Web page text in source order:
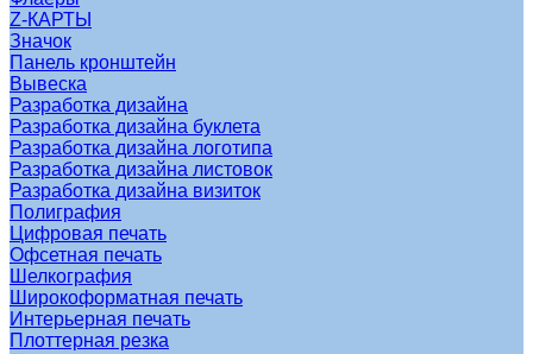
Z-КАРТЫ
Значок
Панель кронштейн
Вывеска
Разработка дизайна
Разработка дизайна буклета
Разработка дизайна логотипа
Разработка дизайна листовок
Разработка дизайна визиток
Полиграфия
Цифровая печать
Офсетная печать
Шелкография
Широкоформатная печать
Интерьерная печать
Плоттерная резка